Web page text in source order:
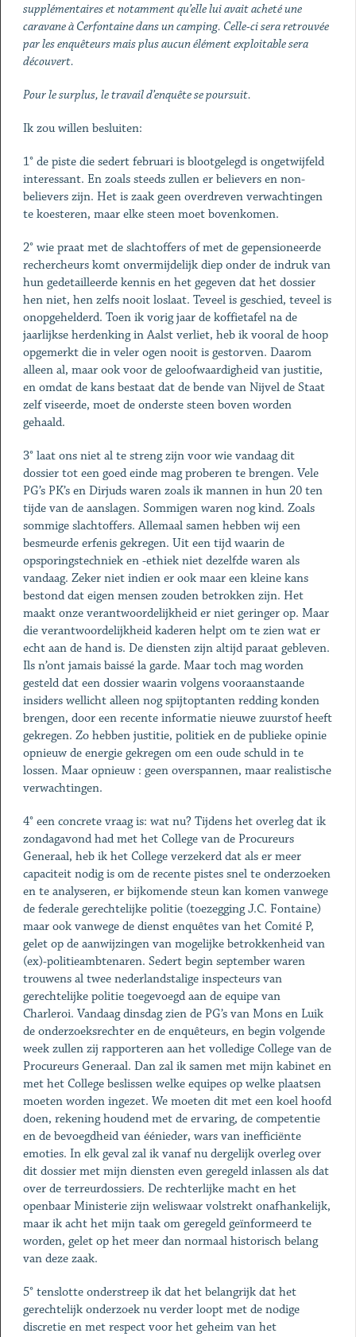
supplémentaires et notamment qu’elle lui avait acheté une
caravane à Cerfontaine dans un camping. Celle-ci sera retrouvée
par les enquêteurs mais plus aucun élément exploitable sera
découvert.
Pour le surplus, le travail d’enquête se poursuit.
Ik zou willen besluiten:
1° de piste die sedert februari is blootgelegd is ongetwijfeld
interessant. En zoals steeds zullen er believers en non-
believers zijn. Het is zaak geen overdreven verwachtingen
te koesteren, maar elke steen moet bovenkomen.
2° wie praat met de slachtoffers of met de gepensioneerde
rechercheurs komt onvermijdelijk diep onder de indruk van
hun gedetailleerde kennis en het gegeven dat het dossier
hen niet, hen zelfs nooit loslaat. Teveel is geschied, teveel is
onopgehelderd. Toen ik vorig jaar de koffietafel na de
jaarlijkse herdenking in Aalst verliet, heb ik vooral de hoop
opgemerkt die in veler ogen nooit is gestorven. Daarom
alleen al, maar ook voor de geloofwaardigheid van justitie,
en omdat de kans bestaat dat de bende van Nijvel de Staat
zelf viseerde, moet de onderste steen boven worden
gehaald.
3° laat ons niet al te streng zijn voor wie vandaag dit
dossier tot een goed einde mag proberen te brengen. Vele
PG’s PK’s en Dirjuds waren zoals ik mannen in hun 20 ten
tijde van de aanslagen. Sommigen waren nog kind. Zoals
sommige slachtoffers. Allemaal samen hebben wij een
besmeurde erfenis gekregen. Uit een tijd waarin de
opsporingstechniek en -ethiek niet dezelfde waren als
vandaag. Zeker niet indien er ook maar een kleine kans
bestond dat eigen mensen zouden betrokken zijn. Het
maakt onze verantwoordelijkheid er niet geringer op. Maar
die verantwoordelijkheid kaderen helpt om te zien wat er
echt aan de hand is. De diensten zijn altijd paraat gebleven.
Ils n’ont jamais baissé la garde. Maar toch mag worden
gesteld dat een dossier waarin volgens vooraanstaande
insiders wellicht alleen nog spijtoptanten redding konden
brengen, door een recente informatie nieuwe zuurstof heeft
gekregen. Zo hebben justitie, politiek en de publieke opinie
opnieuw de energie gekregen om een oude schuld in te
lossen. Maar opnieuw : geen overspannen, maar realistische
verwachtingen.
4° een concrete vraag is: wat nu? Tijdens het overleg dat ik
zondagavond had met het College van de Procureurs
Generaal, heb ik het College verzekerd dat als er meer
capaciteit nodig is om de recente pistes snel te onderzoeken
en te analyseren, er bijkomende steun kan komen vanwege
de federale gerechtelijke politie (toezegging J.C. Fontaine)
maar ook vanwege de dienst enquêtes van het Comité P,
gelet op de aanwijzingen van mogelijke betrokkenheid van
(ex)-politieambtenaren. Sedert begin september waren
trouwens al twee nederlandstalige inspecteurs van
gerechtelijke politie toegevoegd aan de equipe van
Charleroi. Vandaag dinsdag zien de PG’s van Mons en Luik
de onderzoeksrechter en de enquêteurs, en begin volgende
week zullen zij rapporteren aan het volledige College van de
Procureurs Generaal. Dan zal ik samen met mijn kabinet en
met het College beslissen welke equipes op welke plaatsen
moeten worden ingezet. We moeten dit met een koel hoofd
doen, rekening houdend met de ervaring, de competentie
en de bevoegdheid van éénieder, wars van inefficiënte
emoties. In elk geval zal ik vanaf nu dergelijk overleg over
dit dossier met mijn diensten even geregeld inlassen als dat
over de terreurdossiers. De rechterlijke macht en het
openbaar Ministerie zijn weliswaar volstrekt onafhankelijk,
maar ik acht het mijn taak om geregeld geïnformeerd te
worden, gelet op het meer dan normaal historisch belang
van deze zaak.
5° tenslotte onderstreep ik dat het belangrijk dat het
gerechtelijk onderzoek nu verder loopt met de nodige
discretie en met respect voor het geheim van het